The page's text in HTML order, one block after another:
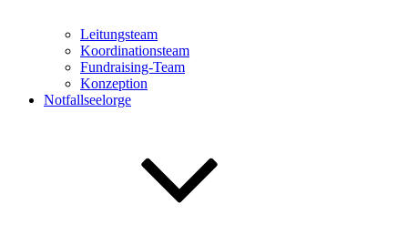
Leitungsteam
Koordinationsteam
Fundraising-Team
Konzeption
Notfallseelorge